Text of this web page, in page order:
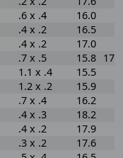
.6 x .4
16.0
.4 x .2
16.5
.4 x .2
17.0
.7 x .5 15.8
1.1 x .4
15.5
1.2 x .2
15.9
.7 x .4
16.2
.4 x .3
18.2
.4 x .2
17.9
.3 x .2
17.6